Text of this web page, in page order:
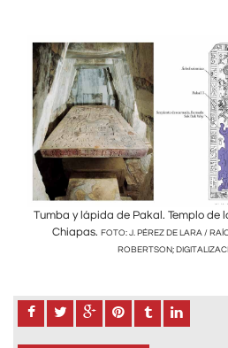
Tumba y lápida de Pakal. Templo de
Chiapas. FOTO: J. PÉREZ DE LARA /
ROBERTSON;